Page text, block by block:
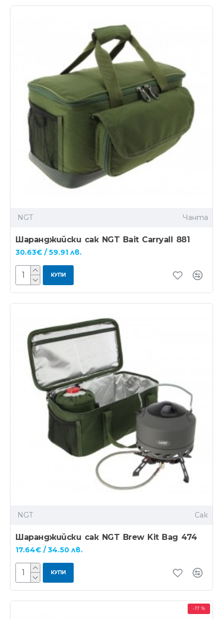
NGT Чанта
Шаранджийски сак NGT Bait Carryall 881
30.63€ / 59.91 лв.
КУПИ
NGT Сак
Шаранджийски сак NGT Brew Kit Bag 474
17.64€ / 34.50 лв.
КУПИ
-17 %